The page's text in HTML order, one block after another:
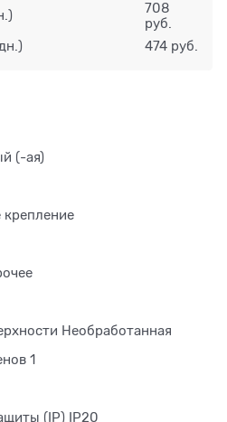
708
руб.
474 руб.
(-ая)
крепление
Необработанная
1
(IP) IP20